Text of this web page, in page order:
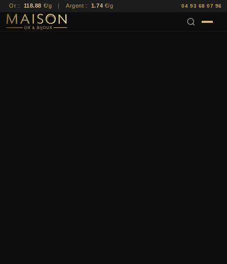
Or : 118.88 €/g | Argent : 1.74 €/g 04 93 68 07 96